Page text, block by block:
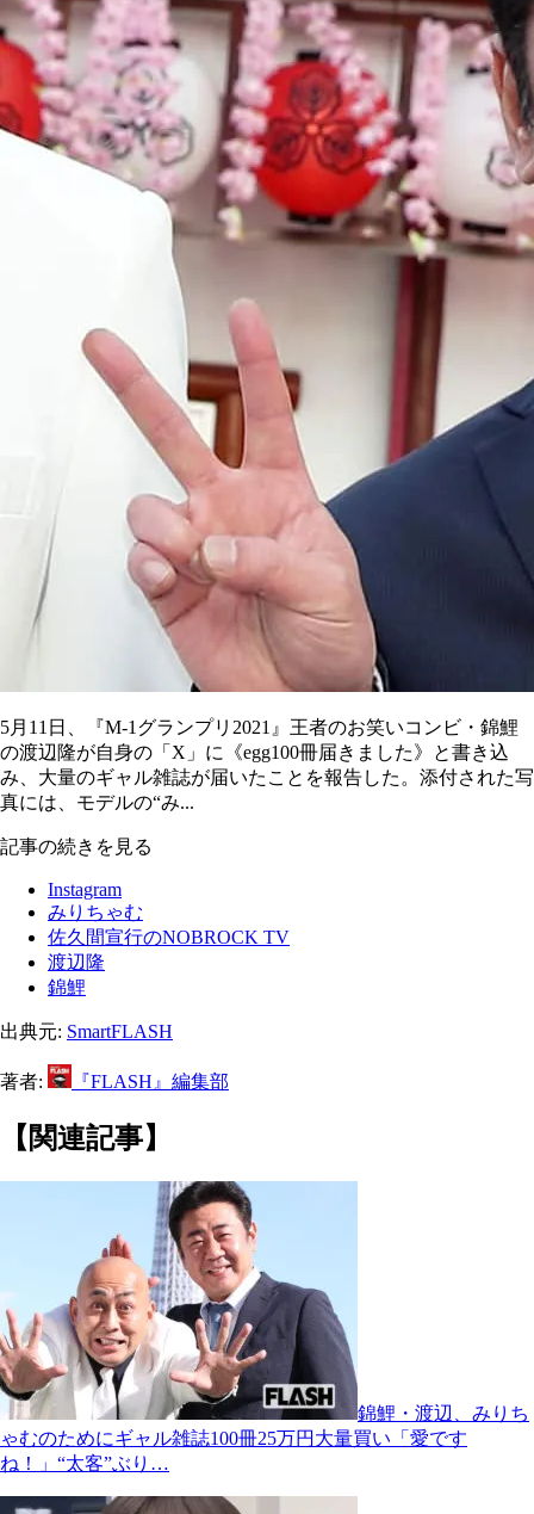
5月11日、『M-1グランプリ2021』王者のお笑いコンビ・錦鯉
の渡辺隆が自身の「X」に《egg100冊届きました》と書き込
み、大量のギャル雑誌が届いたことを報告した。添付された写
真には、モデルの“み...
記事の続きを見る
Instagram
みりちゃむ
佐久間宣行のNOBROCK TV
渡辺隆
錦鯉
出典元: SmartFLASH
著者: 『FLASH』編集部
【関連記事】
錦鯉・渡辺、みりち
ゃむのためにギャル雑誌100冊25万円大量買い「愛です
ね！」“太客”ぶり…